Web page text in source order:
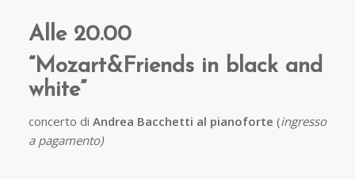
Alle 20.00
“Mozart&Friends in black and
white”
concerto di Andrea Bacchetti al pianoforte (ingresso
a pagamento)